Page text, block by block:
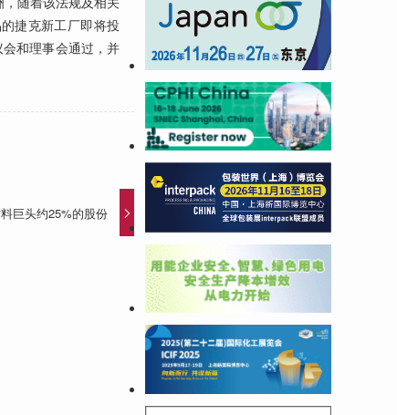
捷克新工厂即将投
和理事会通过，并
巨头约25%的股份